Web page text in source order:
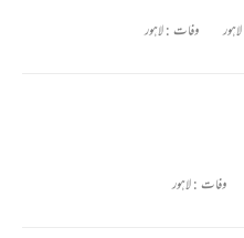
لاہور وفات :لاہور
وفات :لاہور